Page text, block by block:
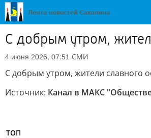
С добрым утром,
4 июня 2026, 07:51 СМИ
С добрым утром, жители славного
Источник: Канал в МАКС
ТОП